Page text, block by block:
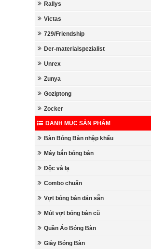
Rallys
Victas
729/Friendship
Der-materialspezialist
Unrex
Zunya
Goziptong
Zocker
DANH MỤC SẢN PHẨM
Bàn Bóng Bàn nhập khẩu
Máy bắn bóng bàn
Độc và lạ
Combo chuẩn
Vợt bóng bàn dán sẵn
Mút vợt bóng bàn cũ
Quần Áo Bóng Bàn
Giày Bóng Bàn